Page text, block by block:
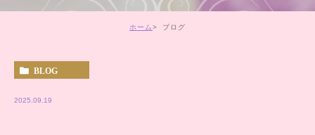
ホーム ブログ
BLOG
2025.09.19